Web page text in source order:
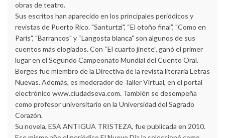
obras de teatro.
Sus escritos han aparecido en los principales periódicos y
revistas de Puerto Rico. "Santurtzi", “El otoño final”, "Como en
París", "Barrancos" y “Langosta blanca” son algunos de sus
cuentos más elogiados. Con “El cuarto jinete”, ganó el primer
lugar en el Segundo Campeonato Mundial del Cuento Oral.
Borges fue miembro de la Directiva de la revista literaria Letras
Nuevas. Además, es moderador de Taller Virtual, en el portal
electrónico www.ciudadseva.com. También se desempeña
como profesor universitario en la Universidad del Sagrado
Corazón.
Su novela, ESA ANTIGUA TRISTEZA, fue publicada en 2010.